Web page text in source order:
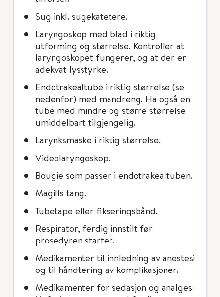
Sug inkl. sugekatetere.
Laryngoskop med blad i riktig
utforming og størrelse. Kontroller at
laryngoskopet fungerer, og at der er
adekvat lysstyrke.
Endotrakealtube i riktig størrelse (se
nedenfor) med mandreng. Ha også en
tube med mindre og større størrelse
umiddelbart tilgjengelig.
Larynksmaske i riktig størrelse.
Videolaryngoskop.
Bougie som passer i endotrakealtuben.
Magills tang.
Tubetape eller fikseringsbånd.
Respirator, ferdig innstilt før
prosedyren starter.
Medikamenter til innledning av anestesi
og til håndtering av komplikasjoner.
Medikamenter for sedasjon og analgesi